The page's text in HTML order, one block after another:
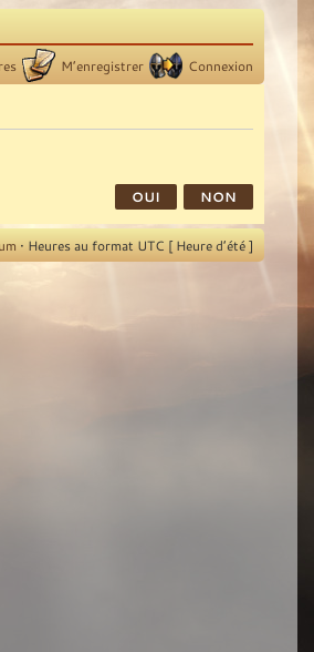
M’enregistrer Connexion
• Heures au format UTC [ Heure d’été ]